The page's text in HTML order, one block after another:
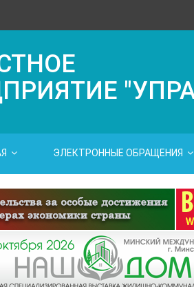
ЭЛЕКТРОННЫЕ ОБРАЩЕНИЯ